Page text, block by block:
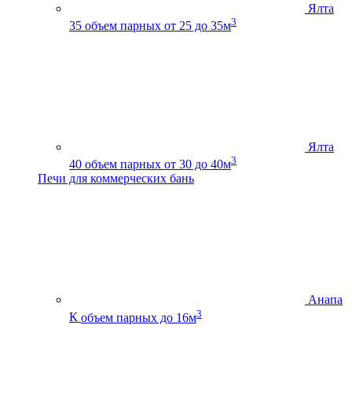
Ялта
35 объем парных от 25 до 35м3
Ялта
40 объем парных от 30 до 40м3
Печи для коммерческих бань
Анапа
К объем парных до 16м3